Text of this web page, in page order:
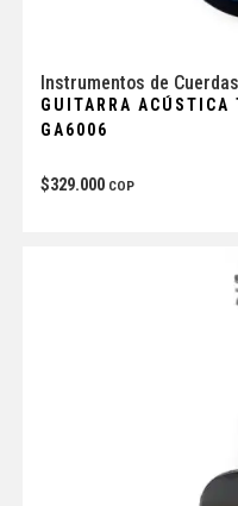
Instrumentos de Cuerdas
GUITARRA
GA6006
$329.000 COP